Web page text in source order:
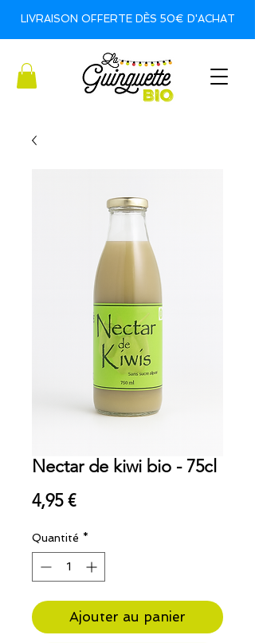
LIVRAISON OFFERTE DÈS 50€ D'ACHAT
Nectar de kiwi bio - 75cl
4,95 €Prix
Quantité *
Ajouter au panier